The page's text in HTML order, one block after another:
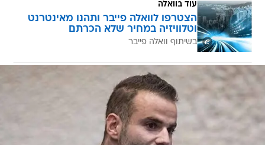
עוד בוואלה
הצטרפו לוואלה פייבר ותהנו מאינטרנט
וטלוויזיה במחיר שלא הכרתם
בשיתוף וואלה פייבר